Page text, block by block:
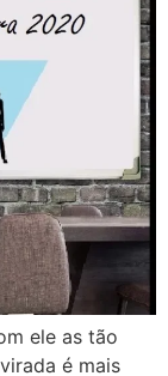
ele as tão
é mais